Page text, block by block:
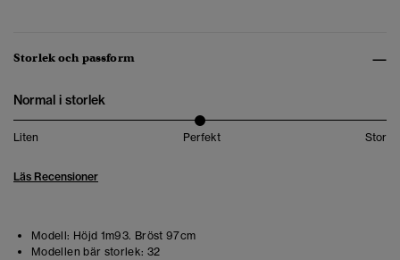
Storlek och passform
Normal i storlek
Liten Perfekt Stor
Läs Recensioner
Modell: Höjd 1m93. Bröst 97cm
Modellen bär storlek: 32